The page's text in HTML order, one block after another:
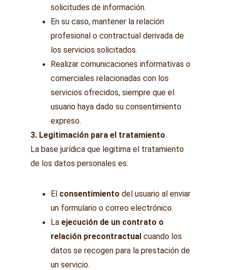
solicitudes de información.
En su caso, mantener la relación
profesional o contractual derivada de
los servicios solicitados.
Realizar comunicaciones informativas o
comerciales relacionadas con los
servicios ofrecidos, siempre que el
usuario haya dado su consentimiento
expreso.
3. Legitimación para el tratamiento
La base jurídica que legitima el tratamiento
de los datos personales es:
El consentimiento del usuario al enviar
un formulario o correo electrónico.
La ejecución de un contrato o
relación precontractual cuando los
datos se recogen para la prestación de
un servicio.